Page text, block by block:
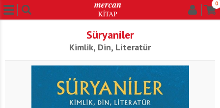
0
Süryaniler
Kimlik, Din, Literatür